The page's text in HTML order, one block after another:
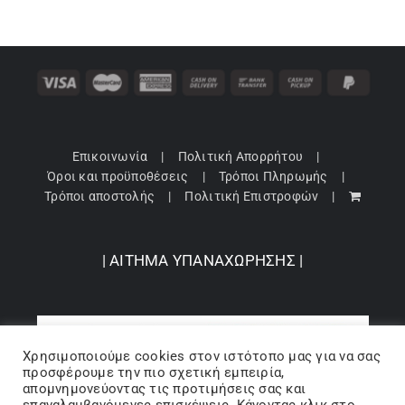
Εσώρουχα
Σχετικά με εμάς
ENGLISH English
Επικοινωνία
Πολιτική Απορρήτου
Όροι και προϋποθέσεις
Τρόποι Πληρωμής
Τρόποι αποστολής
Πολιτική Επιστροφών
| ΑΙΤΗΜΑ ΥΠΑΝΑΧΩΡΗΣΗΣ |
Χρησιμοποιούμε cookies στον ιστότοπo μας για να σας
προσφέρουμε την πιο σχετική εμπειρία,
απομνημονεύοντας τις προτιμήσεις σας και